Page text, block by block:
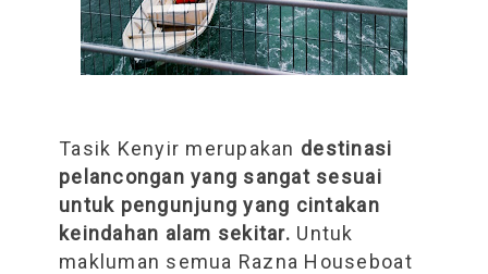
Tasik Kenyir merupakan destinasi
pelancongan yang sangat sesuai
untuk pengunjung yang cintakan
keindahan alam sekitar. Untuk
makluman semua Razna Houseboat